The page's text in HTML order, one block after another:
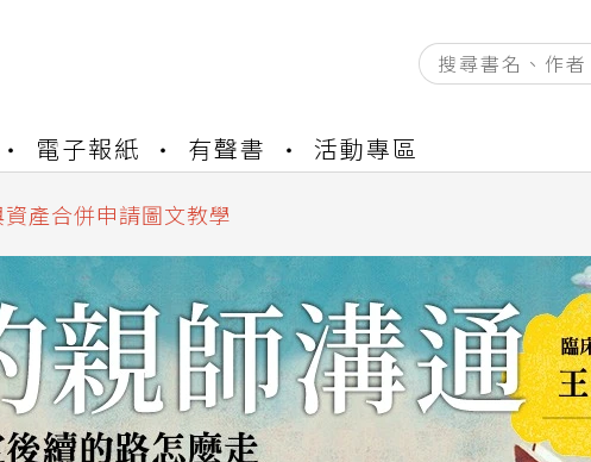
電子報紙 有聲書 活動專區
開通申請
產合併申請圖文教學
開通申請